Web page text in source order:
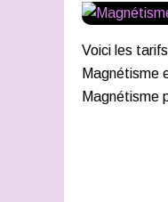
Voici les
Magnétisme
Magnétisme